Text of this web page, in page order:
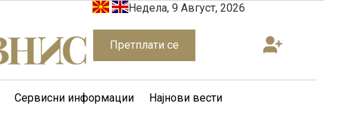
Недела, 9 Август, 2026
Претплати се
Сервисни информации Најнови вести